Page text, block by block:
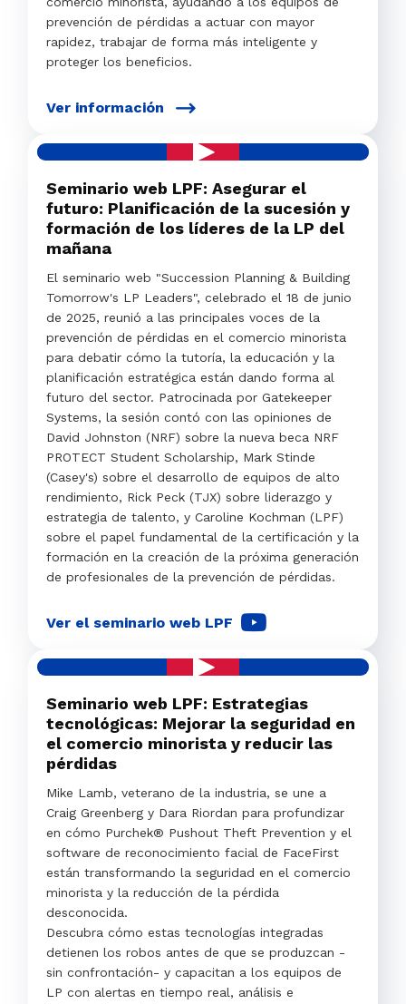
prevención de pérdidas a actuar con mayor
rapidez, trabajar de forma más inteligente y
proteger los beneficios.
Ver información
Seminario web LPF: Asegurar el
futuro: Planificación de la sucesión y
formación de los líderes de la LP del
mañana
El seminario web "Succession Planning & Building
Tomorrow's LP Leaders", celebrado el 18 de junio
de 2025, reunió a las principales voces de la
prevención de pérdidas en el comercio minorista
para debatir cómo la tutoría, la educación y la
planificación estratégica están dando forma al
futuro del sector. Patrocinada por Gatekeeper
Systems, la sesión contó con las opiniones de
David Johnston (NRF) sobre la nueva beca NRF
PROTECT Student Scholarship, Mark Stinde
(Casey's) sobre el desarrollo de equipos de alto
rendimiento, Rick Peck (TJX) sobre liderazgo y
estrategia de talento, y Caroline Kochman (LPF)
sobre el papel fundamental de la certificación y la
formación en la creación de la próxima generación
de profesionales de la prevención de pérdidas.
Ver el seminario web LPF
Seminario web LPF: Estrategias
tecnológicas: Mejorar la seguridad en
el comercio minorista y reducir las
pérdidas
Mike Lamb, veterano de la industria, se une a
Craig Greenberg y Dara Riordan para profundizar
en cómo Purchek® Pushout Theft Prevention y el
software de reconocimiento facial de FaceFirst
están transformando la seguridad en el comercio
minorista y la reducción de la pérdida
desconocida.
Descubra cómo estas tecnologías integradas
detienen los robos antes de que se produzcan -
sin confrontación- y capacitan a los equipos de
LP con alertas en tiempo real, análisis e